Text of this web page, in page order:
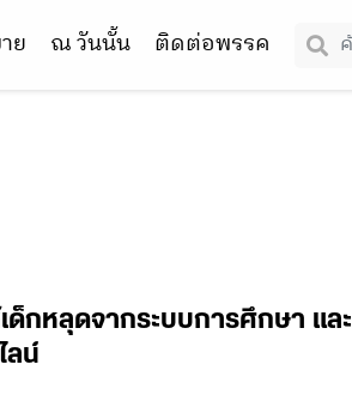
ย ณ วันนั้น ติดต่อพรรค
กหลุดจากระบบการศึกษา และ
ลน์